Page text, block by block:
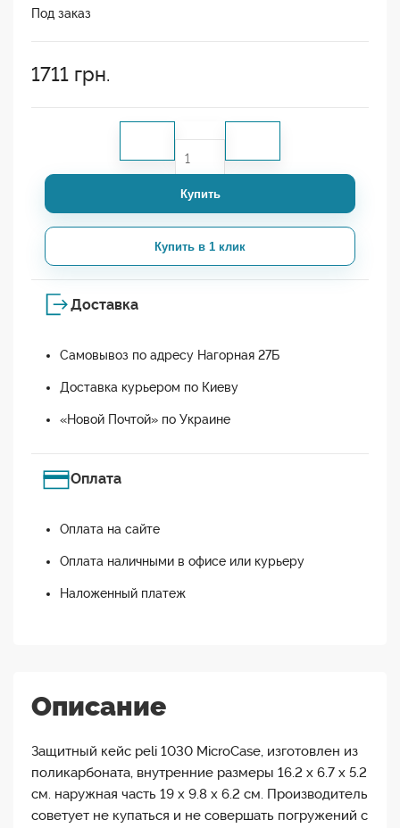
Под заказ
1711 грн.
Купить
Купить в 1 клик
Доставка
Самовывоз по адресу Нагорная 27Б
Доставка курьером по Киеву
«Новой Почтой» по Украине
Оплата
Оплата на сайте
Оплата наличными в офисе или курьеру
Наложенный платеж
Описание
Защитный кейс peli 1030 MicroCase, изготовлен из
поликарбоната, внутренние размеры 16.2 x 6.7 x 5.2
см. наружная часть 19 x 9.8 x 6.2 см. Производитель
советует не купаться и не совершать погружений с